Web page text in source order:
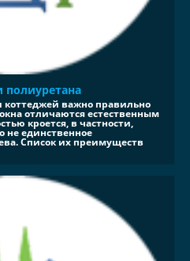
полиуретана
коттеджей важно правильно
отличаются естественным
кроется, в частности,
не единственное
Список их преимуществ